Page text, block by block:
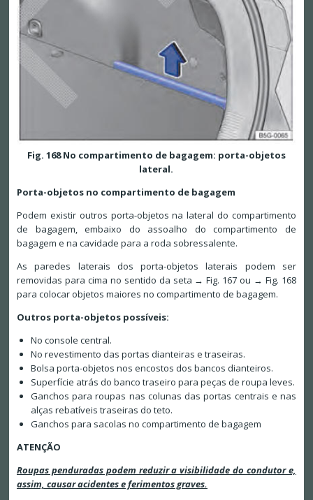
Fig. 168 No compartimento de bagagem: porta-objetos
lateral.
Porta-objetos no compartimento de bagagem
Podem existir outros porta-objetos na lateral do compartimento
de bagagem, embaixo do assoalho do compartimento de
bagagem e na cavidade para a roda sobressalente.
As paredes laterais dos porta-objetos laterais podem ser
removidas para cima no sentido da seta → Fig. 167 ou → Fig. 168
para colocar objetos maiores no compartimento de bagagem.
Outros porta-objetos possíveis:
No console central.
No revestimento das portas dianteiras e traseiras.
Bolsa porta-objetos nos encostos dos bancos dianteiros.
Superfície atrás do banco traseiro para peças de roupa leves.
Ganchos para roupas nas colunas das portas centrais e nas
alças rebatíveis traseiras do teto.
Ganchos para sacolas no compartimento de bagagem
ATENÇÃO
Roupas penduradas podem reduzir a visibilidade do condutor e,
assim, causar acidentes e ferimentos graves.